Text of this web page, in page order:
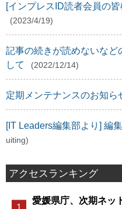
[インプレスID読者会員の
(2023/4/19)
記事の続きが読めないなど
して
(2022/12/14)
定期メンテナンスのお知ら
[IT Leaders編集部より] 編
uiting)
アクセスランキング
愛媛県庁、次期ネッ